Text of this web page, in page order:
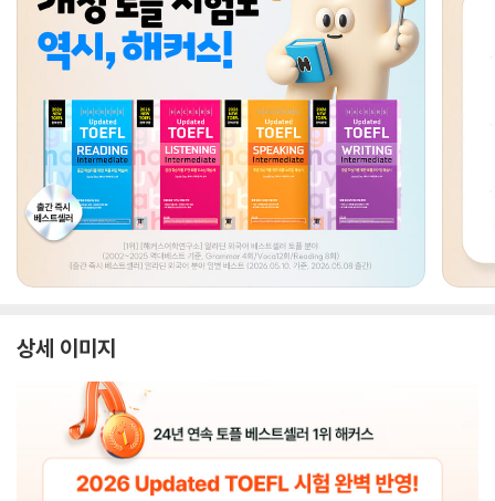
상세 이미지